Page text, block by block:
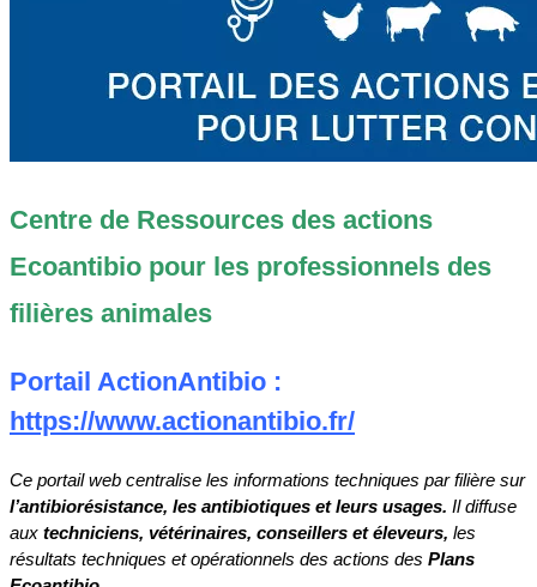
Centre de Ressources des actions
Ecoantibio pour les professionnels des
filières animales
Portail ActionAntibio :
https://www.actionantibio.fr/
Ce portail web centralise les informations techniques par filière sur
l’antibiorésistance, les antibiotiques et leurs usages. Il diffuse
aux techniciens, vétérinaires, conseillers et éleveurs, les
résultats techniques et opérationnels des actions des Plans